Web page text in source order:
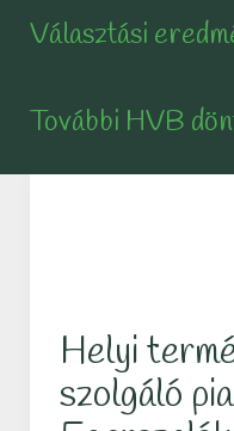
Választási
További HVB
Helyi
szolgáló